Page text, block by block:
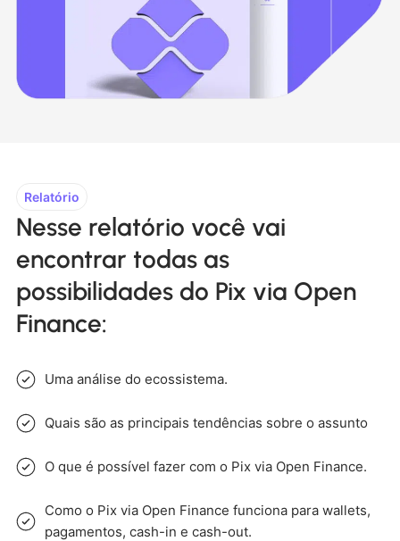
Relatório
Nesse relatório você vai
encontrar todas as
possibilidades do Pix via Open
Finance:
Uma análise do ecossistema.
Quais são as principais tendências sobre o assunto
O que é possível fazer com o Pix via Open Finance.
Como o Pix via Open Finance funciona para wallets,
pagamentos, cash-in e cash-out.